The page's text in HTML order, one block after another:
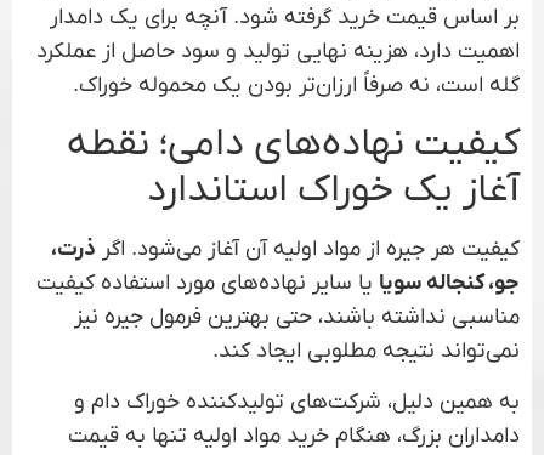
بر اساس قیمت خرید گرفته شود. آنچه برای یک دامدار
اهمیت دارد، هزینه نهایی تولید و سود حاصل از عملکرد
گله است، نه صرفاً ارزان‌تر بودن یک محموله خوراک.
کیفیت نهاده‌های دامی؛ نقطه
آغاز یک خوراک استاندارد
کیفیت هر جیره از مواد اولیه آن آغاز می‌شود. اگر ذرت،
جو، کنجاله سویا یا سایر نهاده‌های مورد استفاده کیفیت
مناسبی نداشته باشند، حتی بهترین فرمول جیره نیز
نمی‌تواند نتیجه مطلوبی ایجاد کند.
به همین دلیل، شرکت‌های تولیدکننده خوراک دام و
دامداران بزرگ، هنگام خرید مواد اولیه تنها به قیمت